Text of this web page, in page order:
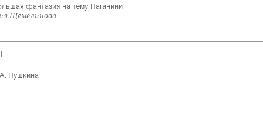
фантазия на тему Паганини
Щемелинова
Пушкина